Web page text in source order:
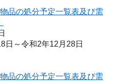
品の処分予定一覧表及び需
～令和2年12月28日
品の処分予定一覧表及び需